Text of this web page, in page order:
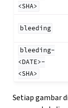
<SHA>
bleeding
bleeding-
<DATE>-
<SHA>
Setiap gambar